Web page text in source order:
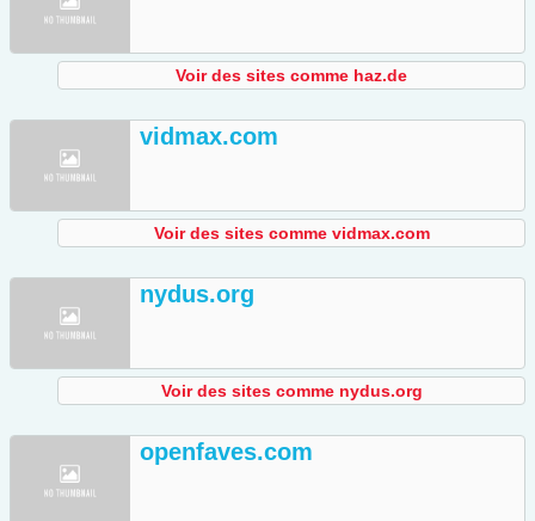
Voir des sites comme haz.de
vidmax.com
Voir des sites comme vidmax.com
nydus.org
Voir des sites comme nydus.org
openfaves.com